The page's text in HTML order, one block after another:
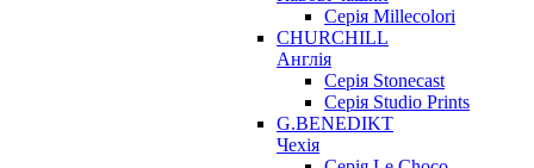
Серія Millecolori
CHURCHILL
Англія
Серія Stonecast
Серія Studio Prints
G.BENEDIKT
Чехія